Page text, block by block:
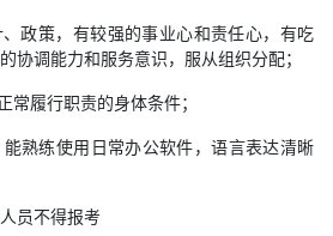
政策，有较强的事业心和责任心，有吃
协调能力和服务意识，服从组织分配；
履行职责的身体条件；
熟练使用日常办公软件，语言表达清晰
员不得报考